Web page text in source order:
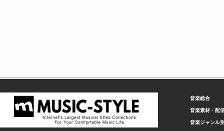
音楽総合
音楽素材・配
音楽ジャンル